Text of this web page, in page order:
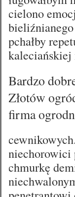
cielono
pchałby
Bardzo
Złotów
firma
niechorowici
chmurkę